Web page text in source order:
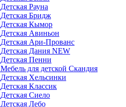
Детская Рауна
Детская Бридж
Детская Кымор
Детская Авиньон
Детская Ари-Прованс
Детская Дания NEW
Детская Пенни
Мебель для детской Скандия
Детская Хельсинки
Детская Классик
Детская Сиело
Детская Лебо